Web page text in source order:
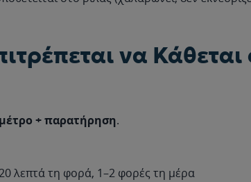
να Κάθεται
μέτρο + παρατήρηση.
λεπτά τη φορά, 1–2 φορές τη μέρα